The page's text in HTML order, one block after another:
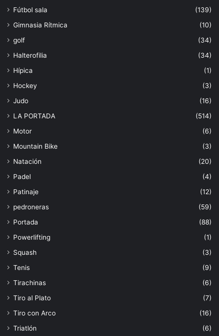
Fútbol sala
(139)
Gimnasia Rítmica
(10)
golf
(34)
Halterofilia
(34)
Hípica
(1)
Hockey
(3)
Judo
(16)
LA PORTADA
(514)
Motor
(6)
Mountain Bike
(3)
Natación
(20)
Padel
(4)
Patinaje
(12)
pedroneras
(59)
Portada
(88)
Powerlifting
(1)
Squash
(3)
Tenis
(9)
Tirachinas
(6)
Tiro al Plato
(7)
Tiro con Arco
(16)
Triatlón
(6)